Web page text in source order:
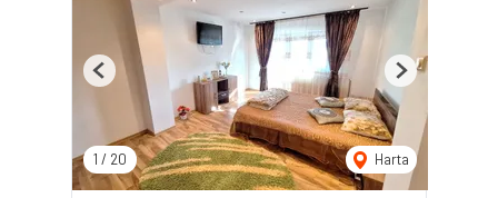
1 / 20 Harta
Previous Next